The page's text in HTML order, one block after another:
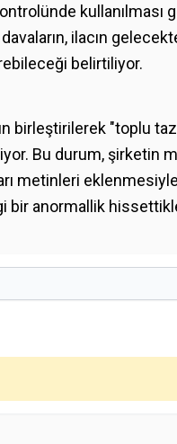
ilacın
belirtiliyor.
birleştirilerek "toplu
Bu durum, şirketin
metinleri
bir anormallik